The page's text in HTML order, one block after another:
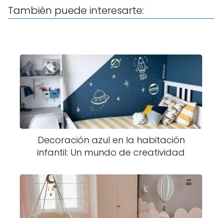
También puede interesarte:
Decoración azul en la habitación
infantil: Un mundo de creatividad